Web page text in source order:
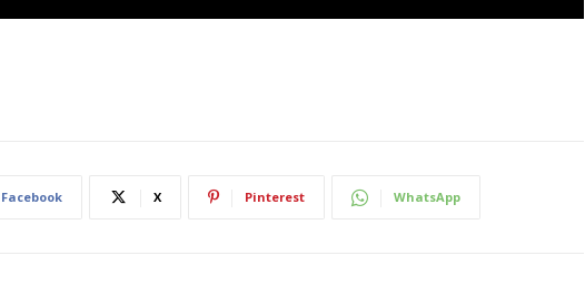
Facebook X Pinterest WhatsApp